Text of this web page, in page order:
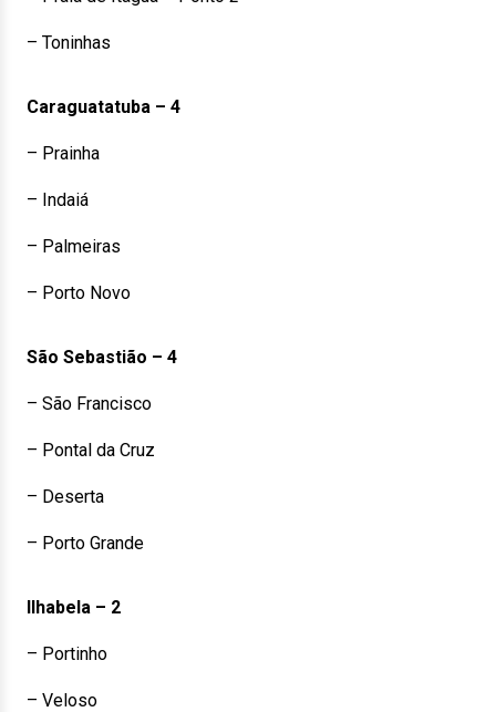
– Toninhas
Caraguatatuba – 4
– Prainha
– Indaiá
– Palmeiras
– Porto Novo
São Sebastião – 4
– São Francisco
– Pontal da Cruz
– Deserta
– Porto Grande
Ilhabela – 2
– Portinho
– Veloso